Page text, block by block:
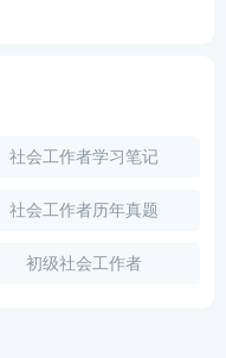
社会工作者学习笔记
社会工作者历年真题
初级社会工作者